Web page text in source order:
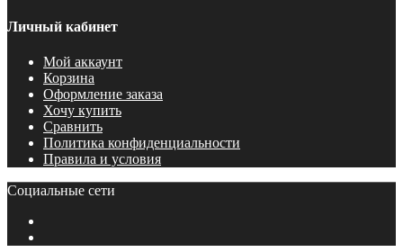
Личный кабинет
Мой аккаунт
Корзина
Оформление заказа
Хочу купить
Сравнить
Политика конфиденциальности
Правила и условия
Социальные сети